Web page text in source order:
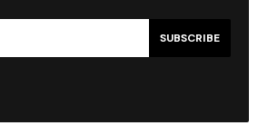
SUBSCRIBE